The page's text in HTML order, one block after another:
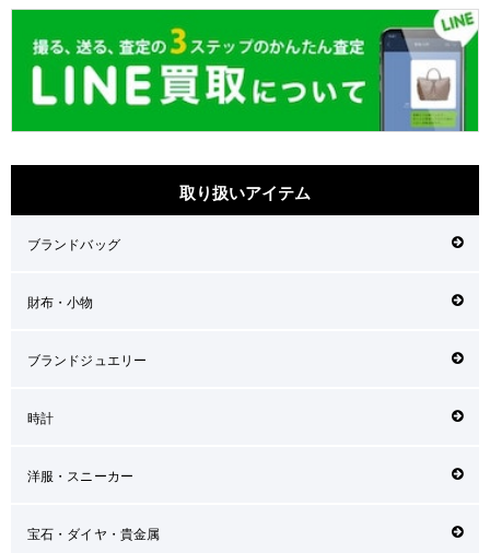
取り扱いアイテム
ブランドバッグ
財布・小物
ブランドジュエリー
時計
洋服・スニーカー
宝石・ダイヤ・貴金属